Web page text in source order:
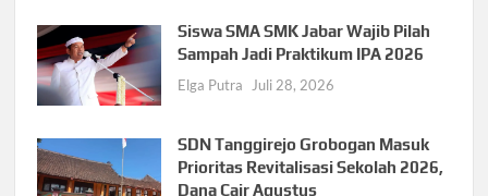
Siswa SMA SMK Jabar Wajib Pilah
Sampah Jadi Praktikum IPA 2026
Elga Putra Juli 28, 2026
SDN Tanggirejo Grobogan Masuk
Prioritas Revitalisasi Sekolah 2026,
Dana Cair Agustus